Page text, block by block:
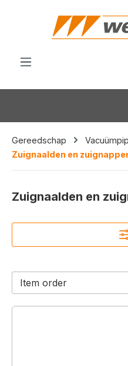
Gereedschap
Zuignaalden en
Zuignaalden en